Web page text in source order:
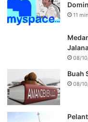
11
08/
Buah
08/